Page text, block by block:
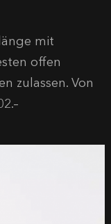
mit
offen
zulassen. Von